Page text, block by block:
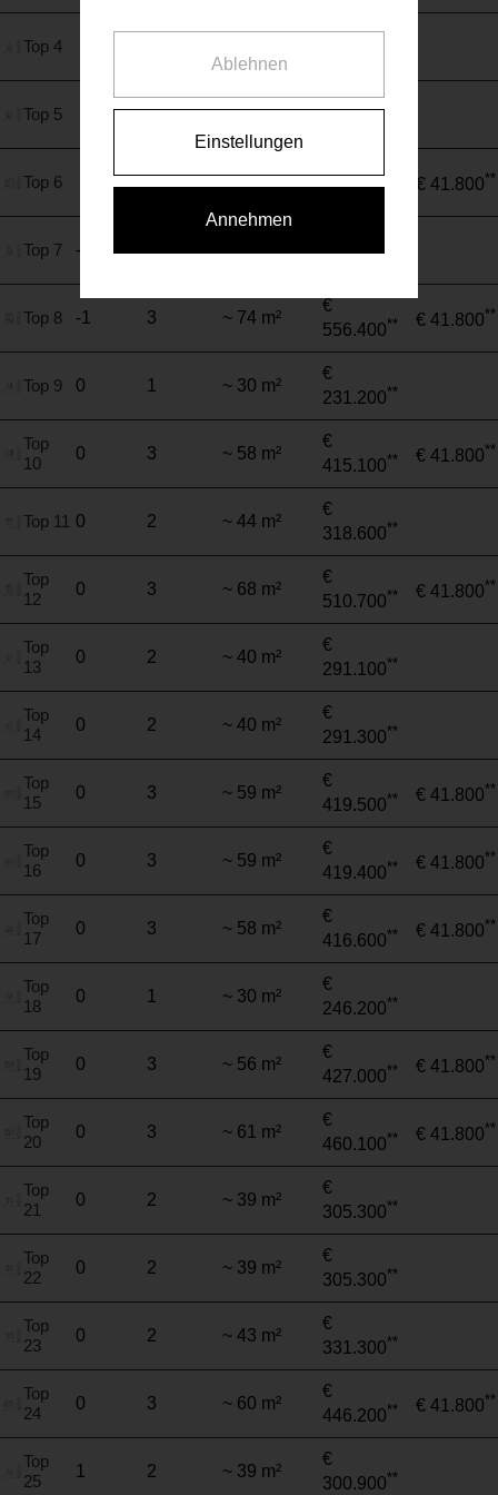
Top 4
€
Top 5 2 ~ 46 m²
€
Top 6 3 ~ 70 m² € 41.800**
Top 7 -1 2 ~ 36 m²
Top 8 -1 3 ~ 74 m²
€
556.400** € 41.800**
Top 9 0 1 ~ 30 m²
€
231.200**
Top
10
0 3 ~ 58 m²
€
415.100** € 41.800**
Top 11 0 2 ~ 44 m²
€
318.600**
Top
12
0 3 ~ 68 m²
€
510.700** € 41.800**
Top
13
0 2 ~ 40 m²
€
291.100**
Top
14
0 2 ~ 40 m²
€
291.300**
Top
15
0 3 ~ 59 m²
€
419.500** € 41.800**
Top
16
0 3 ~ 59 m²
€
419.400** € 41.800**
Top
17
0 3 ~ 58 m²
€
416.600** € 41.800**
Top
18
0 1 ~ 30 m²
€
246.200**
Top
19
0 3 ~ 56 m²
€
427.000** € 41.800**
Top
20
0 3 ~ 61 m²
€
460.100** € 41.800**
Top
21
0 2 ~ 39 m²
€
305.300**
Top
22
0 2 ~ 39 m²
€
305.300**
Top
23
0 2 ~ 43 m²
€
331.300**
Top
24
0 3 ~ 60 m²
€
446.200** € 41.800**
Top
25
1 2 ~ 39 m²
€
300.900**
Ablehnen
Einstellungen
Annehmen